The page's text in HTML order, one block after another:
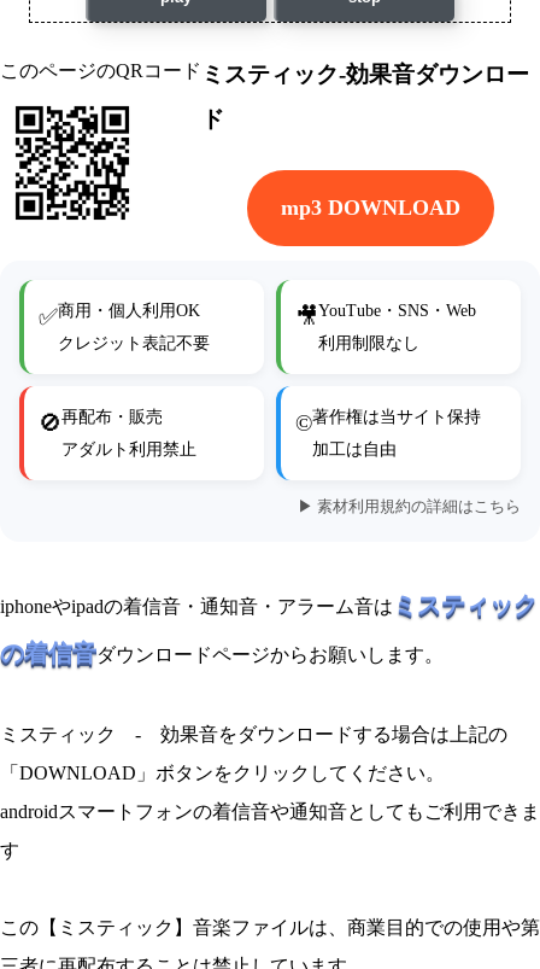
このページのQRコード ミスティック-効果音ダウンロー
ド
mp3 DOWNLOAD
✅商用・個人利用OK
クレジット表記不要
🎥YouTube・SNS・Web
利用制限なし
🚫再配布・販売
アダルト利用禁止
©著作権は当サイト保持
加工は自由
▶ 素材利用規約の詳細はこちら
iphoneやipadの着信音・通知音・アラーム音は ミスティック
の着信音ダウンロードページからお願いします。
ミスティック - 効果音をダウンロードする場合は上記の
「DOWNLOAD」ボタンをクリックしてください。
androidスマートフォンの着信音や通知音としてもご利用できま
す
この【ミスティック】音楽ファイルは、商業目的での使用や第